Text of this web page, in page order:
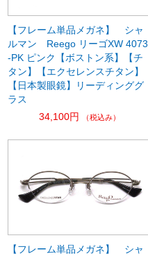
【フレーム単品メガネ】 シャ
ルマン Reego リーゴXW 4073
-PK ピンク【ボストン系】【チ
タン】【エクセレンスチタン】
【日本製眼鏡】リーディンググ
ラス
34,100円
（税込み）
【フレーム単品メガネ】 シャ